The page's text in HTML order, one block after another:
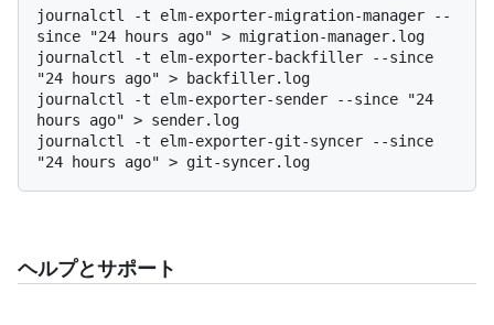
journalctl -t elm-exporter-migration-manager --
since "24 hours ago" > migration-manager.log
journalctl -t elm-exporter-backfiller --since
"24 hours ago" > backfiller.log
journalctl -t elm-exporter-sender --since "24
hours ago" > sender.log
journalctl -t elm-exporter-git-syncer --since
ヘルプとサポート